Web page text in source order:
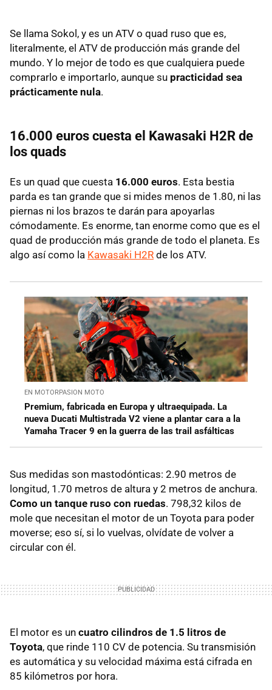
Se llama Sokol, y es un ATV o quad ruso que es,
literalmente, el ATV de producción más grande del
mundo. Y lo mejor de todo es que cualquiera puede
comprarlo e importarlo, aunque su practicidad sea
prácticamente nula.
16.000 euros cuesta el Kawasaki H2R de
los quads
Es un quad que cuesta 16.000 euros. Esta bestia
parda es tan grande que si mides menos de 1.80, ni las
piernas ni los brazos te darán para apoyarlas
cómodamente. Es enorme, tan enorme como que es el
quad de producción más grande de todo el planeta. Es
algo así como la Kawasaki H2R de los ATV.
EN MOTORPASION MOTO
Premium, fabricada en Europa y ultraequipada. La
nueva Ducati Multistrada V2 viene a plantar cara a la
Yamaha Tracer 9 en la guerra de las trail asfálticas
Sus medidas son mastodónticas: 2.90 metros de
longitud, 1.70 metros de altura y 2 metros de anchura.
Como un tanque ruso con ruedas. 798,32 kilos de
mole que necesitan el motor de un Toyota para poder
moverse; eso sí, si lo vuelvas, olvídate de volver a
circular con él.
El motor es un cuatro cilindros de 1.5 litros de
Toyota, que rinde 110 CV de potencia. Su transmisión
es automática y su velocidad máxima está cifrada en
85 kilómetros por hora.